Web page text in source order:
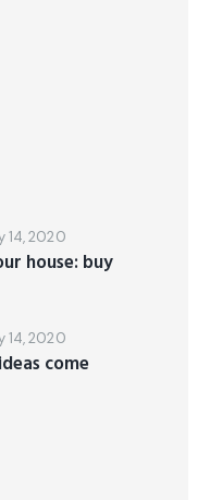
14, 2020
house: buy
14, 2020
come